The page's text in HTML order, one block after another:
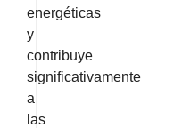
energéticas
y
contribuye
significativamente
a
las